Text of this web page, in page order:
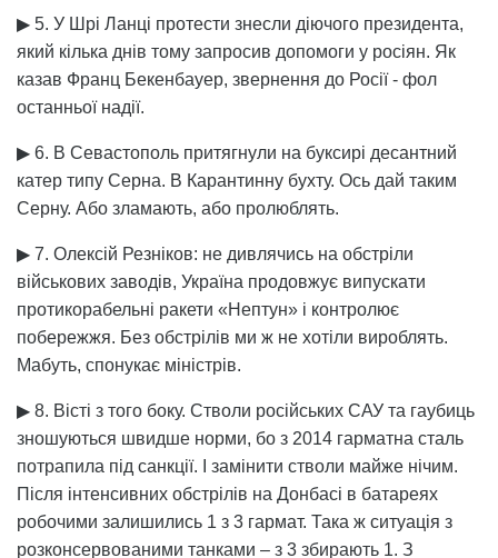
▶ 5. У Шрі Ланці протести знесли діючого президента,
який кілька днів тому запросив допомоги у росіян. Як
казав Франц Бекенбауер, звернення до Росії - фол
останньої надії.
▶ 6. В Севастополь притягнули на буксирі десантний
катер типу Серна. В Карантинну бухту. Ось дай таким
Серну. Або зламають, або пролюблять.
▶ 7. Олексій Резніков: не дивлячись на обстріли
військових заводів, Україна продовжує випускати
протикорабельні ракети «Нептун» і контролює
побережжя. Без обстрілів ми ж не хотіли вироблять.
Мабуть, спонукає міністрів.
▶ 8. Вісті з того боку. Стволи російських САУ та гаубиць
зношуються швидше норми, бо з 2014 гарматна сталь
потрапила під санкції. І замінити стволи майже нічим.
Після інтенсивних обстрілів на Донбасі в батареях
робочими залишились 1 з 3 гармат. Така ж ситуація з
розконсервованими танками – з 3 збирають 1. З